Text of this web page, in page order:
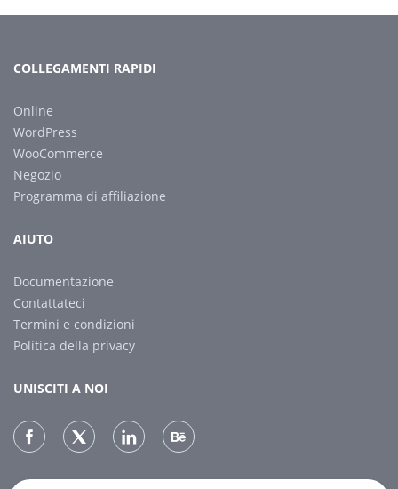
COLLEGAMENTI RAPIDI
Online
WordPress
WooCommerce
Negozio
Programma di affiliazione
AIUTO
Documentazione
Contattateci
Termini e condizioni
Politica della privacy
UNISCITI A NOI